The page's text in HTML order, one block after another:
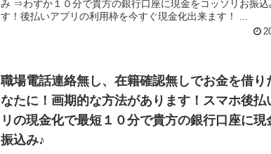
み ⇒わずか１０分で貴方の銀行口座に現金をコッソリお振込
す！後払いアプリの利用枠を今すぐ現金化出来ます！ ...
職場電話連絡無し、在籍確認無しでお金を借り
なたに！画期的な方法があります！スマホ後払
リの現金化で最短１０分で貴方の銀行口座に現
振込み♪